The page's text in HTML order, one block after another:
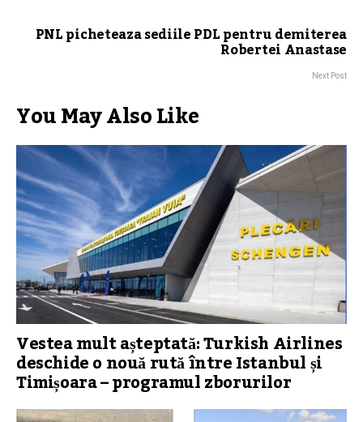
PNL picheteaza sediile PDL pentru demiterea
Robertei Anastase
Next Post
You May Also Like
Vestea mult așteptată: Turkish Airlines
deschide o nouă rută între Istanbul și
Timișoara – programul zborurilor